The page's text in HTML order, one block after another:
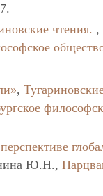
чтения. ,
,
Ю.Н.,